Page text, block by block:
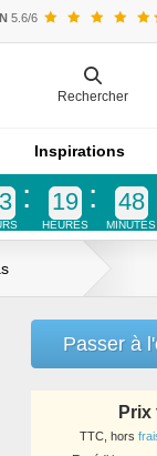
5.6/6
(£)
Rechercher
Inspirations
sont
Lignes
19
HEURES
48
MINUTES
Passer à
Prix
TTC, hors